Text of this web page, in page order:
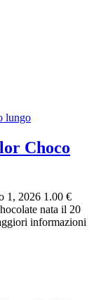
Choco
1, 2026 1.00 €
nata il 20
informazioni